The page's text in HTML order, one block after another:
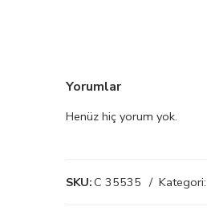
Yorumlar
Henüz hiç yorum yok.
SKU:C 35535 Kategori: